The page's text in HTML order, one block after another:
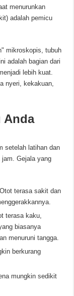
menurunkan
adalah pemicu
mikroskopis, tubuh
adalah bagian dari
lebih kuat.
nyeri, kekakuan,
Anda
setelah latihan dan
jam. Gejala yang
Otot terasa sakit dan
terasa kaku,
biasanya
menuruni tangga.
berkurang
mungkin sedikit